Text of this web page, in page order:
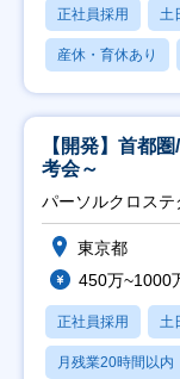
正社員採用 土
産休・育休あり
【開発】首都
考会～
パーソルクロス
東京都
450万~1000
正社員採用 土
月残業20時間以内